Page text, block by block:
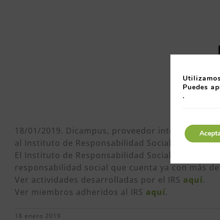
18/01/2019. Dicampus, proveedor integral de
al Instituto de Responsabilidad Social -IRS- del
El Instituto de Responsabilidad Social es
responsabilidad social que cuenta ya con más
Ver actividades desarrolladas por el IRS aquí.
Ver miembros adheridos al IRS aquí.
18 enero 2019
Puedes
.